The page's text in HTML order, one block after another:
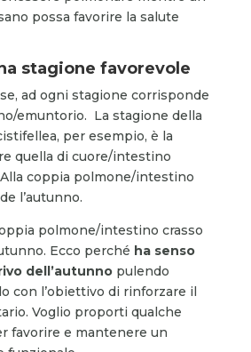
possa favorire la salute
stagione favorevole
ad ogni stagione corrisponde
emuntorio. La stagione della
per esempio, è la
quella di cuore/intestino
coppia polmone/intestino
l’autunno.
polmone/intestino crasso
Ecco perché ha senso
dell’autunnopulendo
con l’obiettivo di rinforzare il
Voglio proporti qualche
favorire e mantenere un